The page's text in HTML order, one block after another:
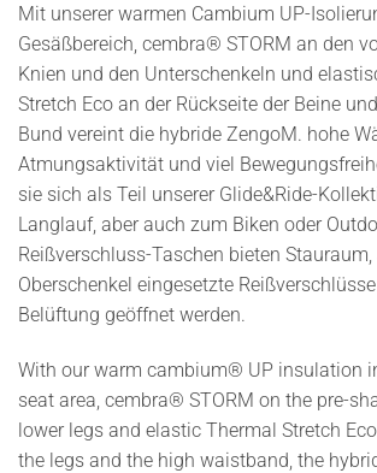
Mit unserer warmen Cambium UP-
Gesäßbereich, cembra® STORM an den
Knien und den Unterschenkeln und
Stretch Eco an der Rückseite der Beine
Bund vereint die hybride ZengoM. hohe
Atmungsaktivität und viel
sie sich als Teil unserer Glide&Ride-
Langlauf, aber auch zum Biken oder
Reißverschluss-Taschen bieten Stauraum,
Oberschenkel eingesetzte
Belüftung geöffnet werden.
With our warm cambium® UP insulation
seat area, cembra® STORM on the pre-
lower legs and elastic Thermal Stretch
the legs and the high waistband, the